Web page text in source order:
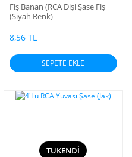
Fiş Banan (RCA Dişi Şase Fiş
(Siyah Renk)
8,56 TL
SEPETE EKLE
TÜKENDİ